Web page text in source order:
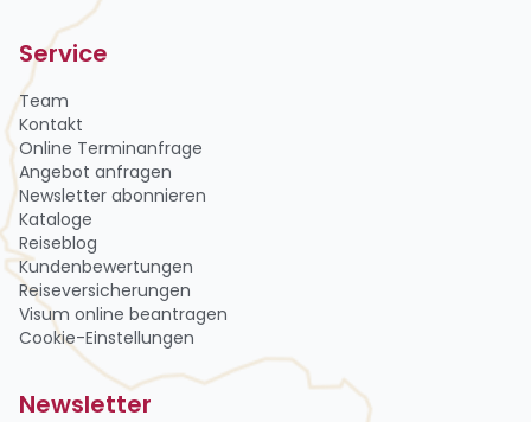
Service
Team
Kontakt
Online Terminanfrage
Angebot anfragen
Newsletter abon­nie­ren
Kataloge
Reiseblog
Kundenbewertungen
Reiseversicherungen
Visum online beantragen
Cookie-Einstellungen
Newsletter